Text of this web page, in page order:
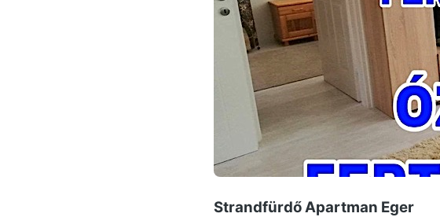
Strandfürdő Apartman Eger